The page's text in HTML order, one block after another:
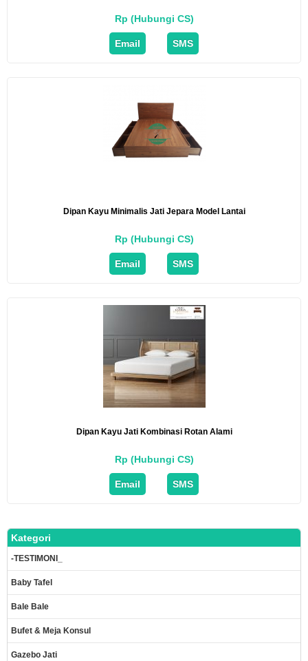
Rp (Hubungi CS)
Email SMS
Dipan Kayu Minimalis Jati Jepara Model Lantai
Rp (Hubungi CS)
Email SMS
Dipan Kayu Jati Kombinasi Rotan Alami
Rp (Hubungi CS)
Email SMS
Kategori
-TESTIMONI_
Baby Tafel
Bale Bale
Bufet & Meja Konsul
Gazebo Jati